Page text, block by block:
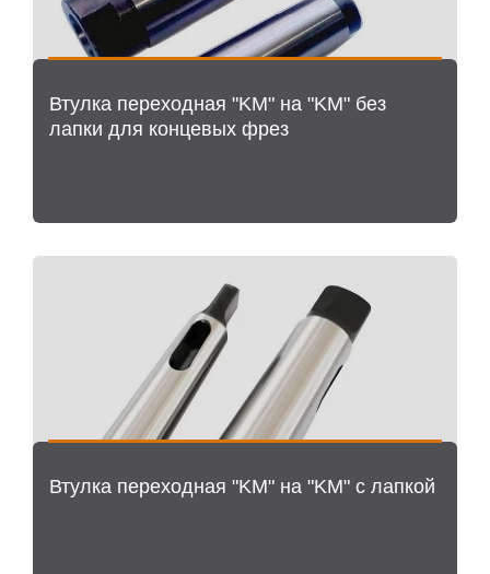
Втулка переходная "KM" на "KM" без
лапки для концевых фрез
Втулка переходная "KM" на "KM" с лапкой